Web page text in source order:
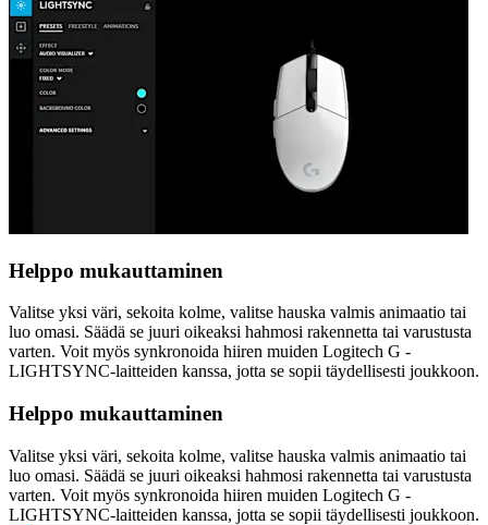
Helppo mukauttaminen
Valitse yksi väri, sekoita kolme, valitse hauska valmis animaatio tai
luo omasi. Säädä se juuri oikeaksi hahmosi rakennetta tai varustusta
varten. Voit myös synkronoida hiiren muiden Logitech G -
LIGHTSYNC-laitteiden kanssa, jotta se sopii täydellisesti joukkoon.
Helppo mukauttaminen
Valitse yksi väri, sekoita kolme, valitse hauska valmis animaatio tai
luo omasi. Säädä se juuri oikeaksi hahmosi rakennetta tai varustusta
varten. Voit myös synkronoida hiiren muiden Logitech G -
LIGHTSYNC-laitteiden kanssa, jotta se sopii täydellisesti joukkoon.